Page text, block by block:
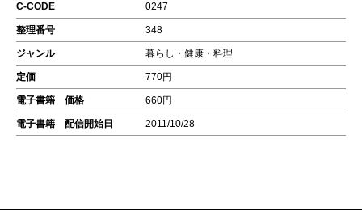
C-CODE 0247
整理番号 348
ジャンル 暮らし・健康・料理
定価 770円
電子書籍 価格 660円
電子書籍 配信開始日 2011/10/28